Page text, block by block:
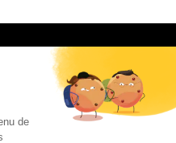
Suivant
de 14h à 18h)
orleans.com